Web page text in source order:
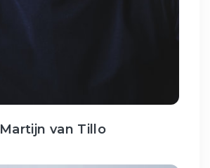
Martijn van Tillo